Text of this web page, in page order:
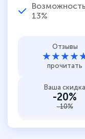
13%
Отзывы
прочитать
Ваша скидка
-20%
-10%